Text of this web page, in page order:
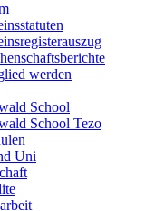
werden
School
School Tezo
Uni